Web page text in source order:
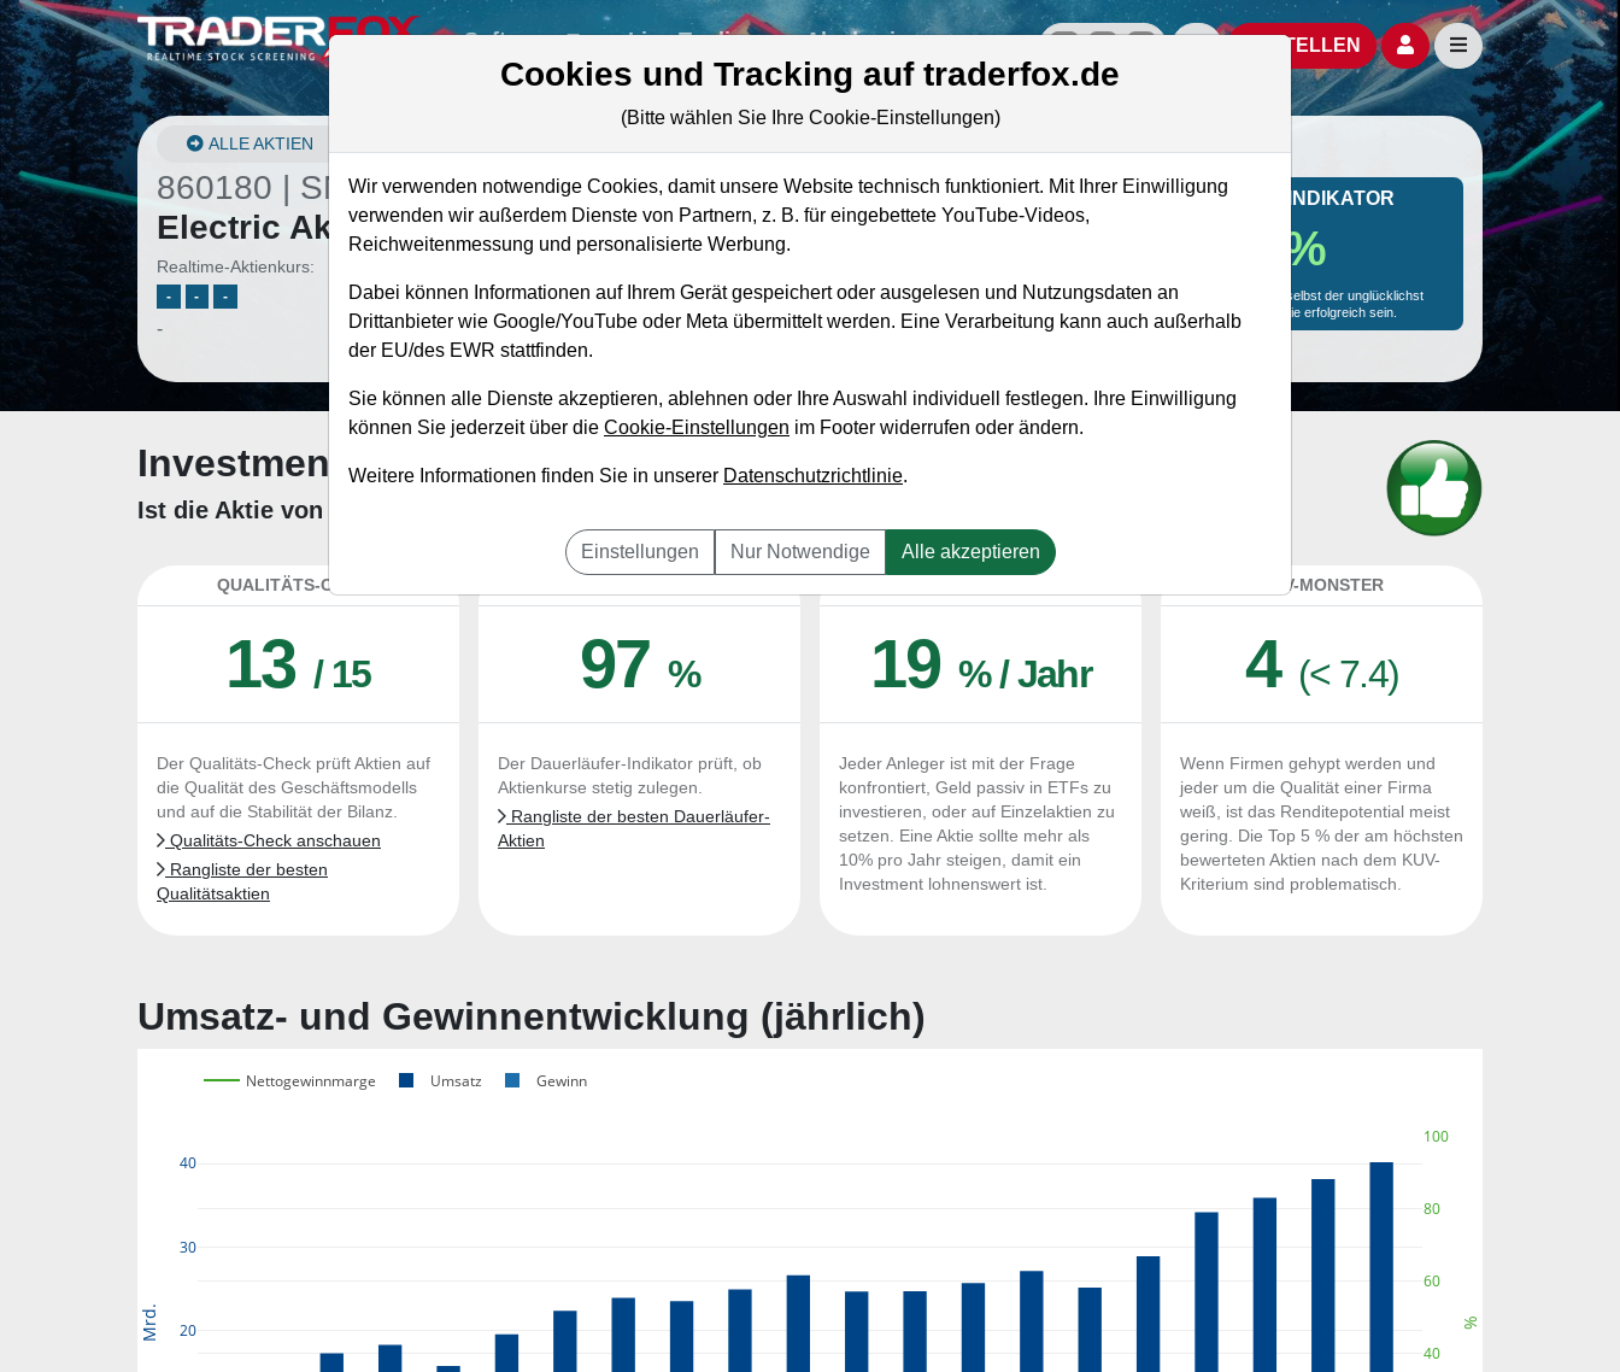
Software Live-Trading Akademie offizielle Social Media-AccountsAktien- und Artikelsuche öffnen
BESTELLEN Seitennavigation
ALLE AKTIEN
860180 | SND–Schneider
Electric Aktie
Realtime-Aktienkurs:
- - -
-
Marktkapitalisierung 171,69 Mrd. EUR
Unternehmenswert
Umsatz 40,15 Mrd. EUR
MONKEY-TRADER INDIKATOR
81.1 %
Mit 81.1 % Wahrscheinlichkeit wird selbst der unglücklichst
agierende Trader mit dieser Aktie erfolgreich sein.
Investment-Check: Kaufempfehlung?
Ist die Aktie von Schneider Electric zum Kaufen und Liegenlassen geeignet?
QUALITÄTS-CHECK
13/ 15
Der Qualitäts-Check prüft Aktien auf
die Qualität des Geschäftsmodells
und auf die Stabilität der Bilanz.
Qualitäts-Check anschauen
Rangliste der besten
Qualitätsaktien
97 %
Der Dauerläufer-Indikator prüft, ob
Aktienkurse stetig zulegen.
Rangliste der besten Dauerläufer-
Aktien
19 % / Jahr
Jeder Anleger ist mit der Frage
konfrontiert, Geld passiv in ETFs zu
investieren, oder auf Einzelaktien zu
setzen. Eine Aktie sollte mehr als
10% pro Jahr steigen, damit ein
Investment lohnenswert ist.
KUV-MONSTER
4 (< 7.4)
Wenn Firmen gehypt werden und
jeder um die Qualität einer Firma
weiß, ist das Renditepotential meist
gering. Die Top 5 % der am höchsten
bewerteten Aktien nach dem KUV-
Kriterium sind problematisch.
Umsatz- und Gewinnentwicklung (jährlich)
20
30
40
40
60
80
100
Nettogewinnmarge Umsatz Gewinn
Mrd. %
Cookies und Tracking auf traderfox.de
(Bitte wählen Sie Ihre Cookie-Einstellungen)
Wir verwenden notwendige Cookies, damit unsere Website technisch funktioniert. Mit Ihrer Einwilligung
verwenden wir außerdem Dienste von Partnern, z. B. für eingebettete YouTube-Videos,
Reichweitenmessung und personalisierte Werbung.
Dabei können Informationen auf Ihrem Gerät gespeichert oder ausgelesen und Nutzungsdaten an
Drittanbieter wie Google/YouTube oder Meta übermittelt werden. Eine Verarbeitung kann auch außerhalb
der EU/des EWR stattfinden.
Sie können alle Dienste akzeptieren, ablehnen oder Ihre Auswahl individuell festlegen. Ihre Einwilligung
können Sie jederzeit über die Cookie-Einstellungen im Footer widerrufen oder ändern.
Weitere Informationen finden Sie in unserer Datenschutzrichtlinie.
Einstellungen Nur Notwendige Alle akzeptieren